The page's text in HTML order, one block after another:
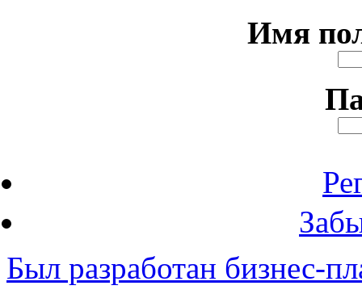
Имя
Был разработан бизнес-